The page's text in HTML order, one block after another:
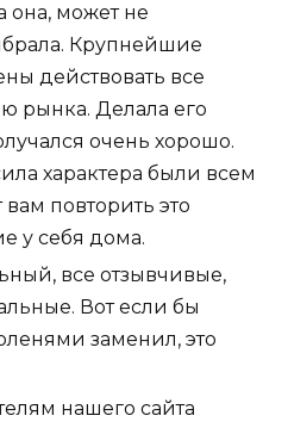
она, может не
Крупнейшие
действовать все
рынка. Делала его
очень хорошо.
характера были всем
повторить это
у себя дома.
все отзывчивые,
Вот если бы
заменил, это
нашего сайта